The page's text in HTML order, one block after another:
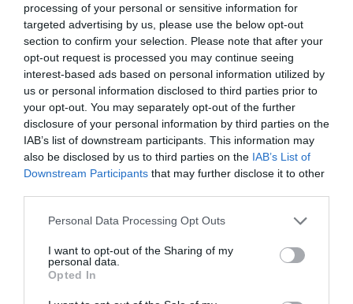
processing of your personal or sensitive information for
targeted advertising by us, please use the below opt-out
section to confirm your selection. Please note that after your
opt-out request is processed you may continue seeing
interest-based ads based on personal information utilized by
us or personal information disclosed to third parties prior to
your opt-out. You may separately opt-out of the further
disclosure of your personal information by third parties on the
IAB’s list of downstream participants. This information may
also be disclosed by us to third parties on the IAB’s List of
Downstream Participants that may further disclose it to other
Personal Data Processing Opt Outs
I want to opt-out of the Sharing of my
personal data.
Opted In
tirantes interiores para colgar.
Lospantalones técnicosde la colección se
presentan en distintos fits -flare, high rise flare y
relaxed-, adaptándose a diferentes preferencias de
sujeción y comodidad, e incorporan el modelofull
lengthpara ajustarse a diversas alturas. Todos los
pantalones cuentan con cinturones regulables para
garantizar el máximo confort y cubrebotas que evitan
la entrada de nieve. El modelo high rise, además, incluye
un refuerzo en la parte inferior para proteger la prenda
del roce con los esquís.
En el caso de los
monos (one-piece)
introduce varias versiones:Superfit, confeccionado
Primaloft® Black, capucha extraíble, bolsillo para
mono técnico de dos piezas que combina la tecnicidad
en pista con el estilo del après-ski; y las versiones
Minardi Piumeo Primaloft®, manteniendo los detalles